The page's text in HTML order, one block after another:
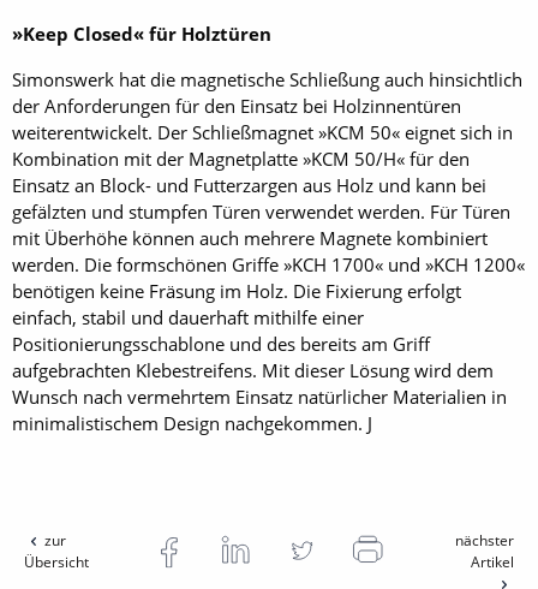
»Keep Closed« für Holztüren
Simonswerk hat die magnetische Schließung auch hinsichtlich
der Anforderungen für den Einsatz bei Holzinnentüren
weiterentwickelt. Der Schließmagnet »KCM 50« eignet sich in
Kombination mit der Magnetplatte »KCM 50/H« für den
Einsatz an Block- und Futterzargen aus Holz und kann bei
gefälzten und stumpfen Türen verwendet werden. Für Türen
mit Überhöhe können auch mehrere Magnete kombiniert
werden. Die formschönen Griffe »KCH 1700« und »KCH 1200«
benötigen keine Fräsung im Holz. Die Fixierung erfolgt
einfach, stabil und dauerhaft mithilfe einer
Positionierungsschablone und des bereits am Griff
aufgebrachten Klebestreifens. Mit dieser Lösung wird dem
Wunsch nach vermehrtem Einsatz natürlicher Materialien in
minimalistischem Design nachgekommen. J
zur
Übersicht
nächster
Artikel